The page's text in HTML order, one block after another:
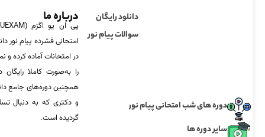
دانلود رایگان
سوالات پیام نور
دوره های شب امتحانی پیام نور
سایر دوره ها
درباره ما
امتحانی فشرده پیام نور
در امتحانات آماده‌ کرده
را به‌صورت کاملا
همچنین دوره‌های جامع
و دکتری که به دنبال
گردیده است.